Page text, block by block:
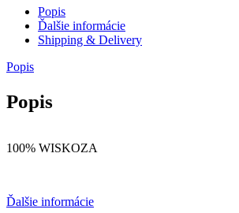
Popis
Ďalšie informácie
Shipping & Delivery
Popis
Popis
100% WISKOZA
Ďalšie informácie